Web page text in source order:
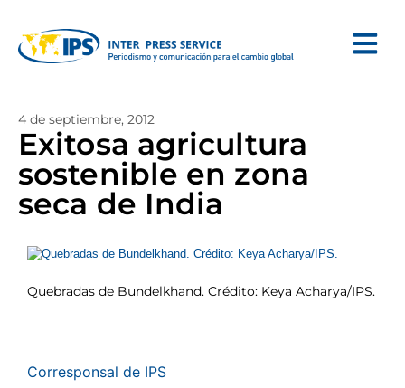
4 de septiembre, 2012
Exitosa agricultura
sostenible en zona
seca de India
Quebradas de Bundelkhand. Crédito: Keya Acharya/IPS.
Corresponsal de IPS